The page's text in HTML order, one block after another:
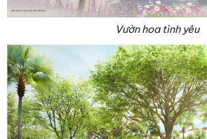
Vườn hoa tình yêu